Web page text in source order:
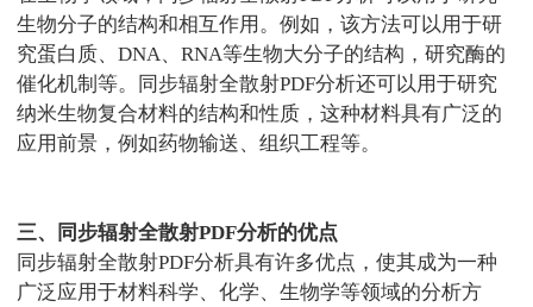
生物分子的结构和相互作用。例如，该方法可以用于研
究蛋白质、DNA、RNA等生物大分子的结构，研究酶的
催化机制等。同步辐射全散射PDF分析还可以用于研究
纳米生物复合材料的结构和性质，这种材料具有广泛的
应用前景，例如药物输送、组织工程等。
三、同步辐射全散射PDF分析的优点
同步辐射全散射PDF分析具有许多优点，使其成为一种
广泛应用于材料科学、化学、生物学等领域的分析方